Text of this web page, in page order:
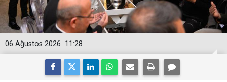
11:28
06 Ağustos 2026